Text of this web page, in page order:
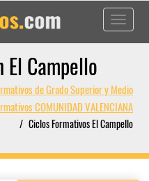
Toggle
Campello
de Grado Superior y Medio
COMUNIDAD VALENCIANA
Ciclos Formativos El Campello